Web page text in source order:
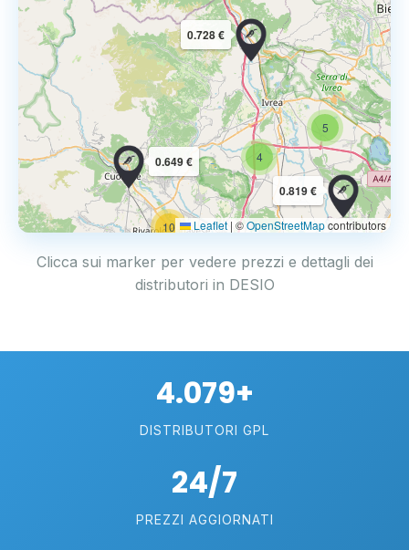
10
4
5
0.819 €
0.649 €
0.728 €
Leaflet | ©OpenStreetMapcontributors
Clicca sui marker per vedere prezzi e dettagli dei
distributori in DESIO
4.079+
DISTRIBUTORI GPL
24/7
PREZZI AGGIORNATI